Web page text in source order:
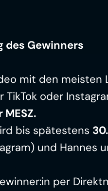
des Gewinners
mit den meisten
bis spätestens
und Hannes
per